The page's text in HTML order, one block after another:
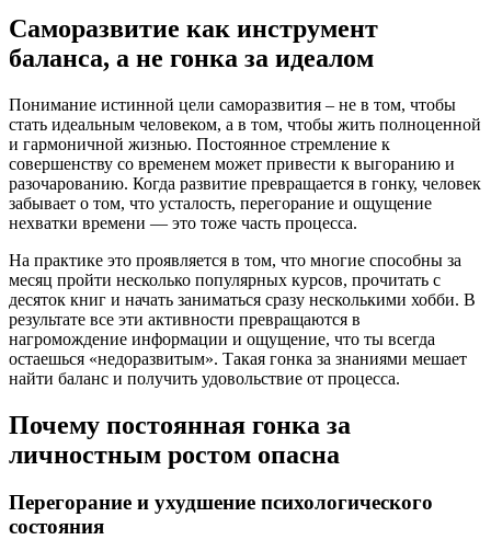
Саморазвитие как инструмент
баланса, а не гонка за идеалом
Понимание истинной цели саморазвития – не в том, чтобы
стать идеальным человеком, а в том, чтобы жить полноценной
и гармоничной жизнью. Постоянное стремление к
совершенству со временем может привести к выгоранию и
разочарованию. Когда развитие превращается в гонку, человек
забывает о том, что усталость, перегорание и ощущение
нехватки времени — это тоже часть процесса.
На практике это проявляется в том, что многие способны за
месяц пройти несколько популярных курсов, прочитать с
десяток книг и начать заниматься сразу несколькими хобби. В
результате все эти активности превращаются в
нагромождение информации и ощущение, что ты всегда
остаешься «недоразвитым». Такая гонка за знаниями мешает
найти баланс и получить удовольствие от процесса.
Почему постоянная гонка за
личностным ростом опасна
Перегорание и ухудшение психологического
состояния